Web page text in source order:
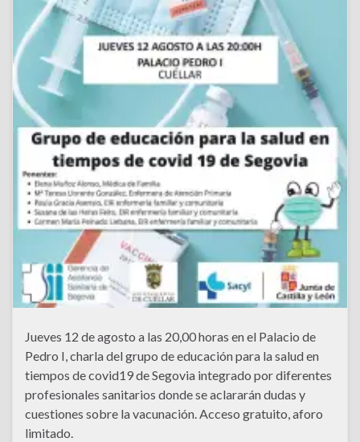
Jueves 12 de agosto a las 20,00 horas en el Palacio de
Pedro I, charla del grupo de educación para la salud en
tiempos de covid19 de Segovia integrado por diferentes
profesionales sanitarios donde se aclararán dudas y
cuestiones sobre la vacunación. Acceso gratuito, aforo
limitado.